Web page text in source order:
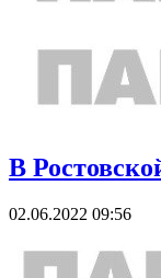
В
02.06.2022 09:56